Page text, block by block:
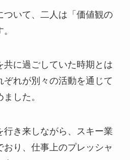
ついて、二人は「価値観の
共に過ごしていた時期とは
れが別々の活動を通じて
した。
行き来しながら、スキー業
り、仕事上のプレッシャ